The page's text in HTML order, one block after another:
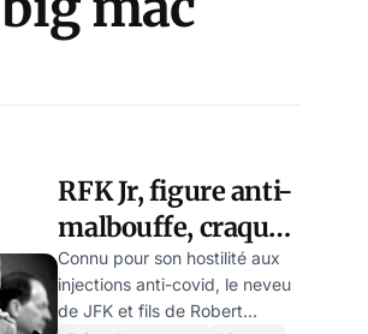
RFK Jr, figure anti-
malbouffe, craque
pour un Big Mac
Connu pour son hostilité aux
injections anti-covid, le neveu
de JFK et fils de Robert